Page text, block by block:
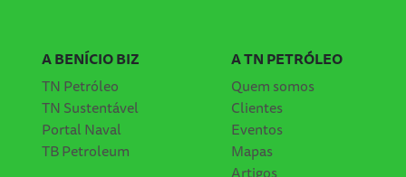
A BENÍCIO BIZ
TN Petróleo
TN Sustentável
Portal Naval
TB Petroleum
A TN PETRÓLEO
Quem somos
Clientes
Eventos
Mapas
Artigos